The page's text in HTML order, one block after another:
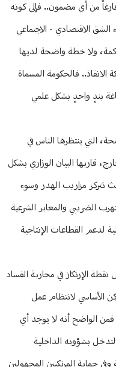
من أي مضمون.. فإلى كونه
الاقتصادي - الاجتماعي
ولا خطة واضحة لديها
فالحكومة المسماة
بندٍ واحدٍ بشكل علمي
التي ينتظرها الناس في
قاربها البيان الوزاري بشكل
تتركز مزاريب الهدر وسوء
الضريبي والمعابر الشرعية
لدعم القطاعات الإنتاجية
الإرتكاز في محاربة الفساد
الأساسي لانتظام عمل
فمن الواضح أنه لا يوجد أي
بشؤونه الداخلية
حماية المرتكبين المجهولين